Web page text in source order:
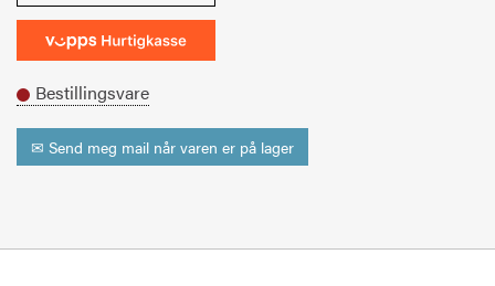
Bestillingsvare
✉ Send meg mail når varen er på lager